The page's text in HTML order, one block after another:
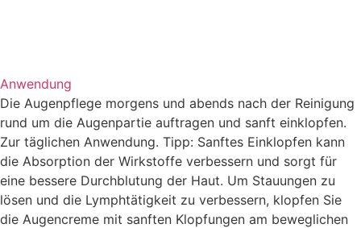
Anwendung
Die Augenpflege morgens und abends nach der Reinigung
rund um die Augenpartie auftragen und sanft einklopfen.
Zur täglichen Anwendung. Tipp: Sanftes Einklopfen kann
die Absorption der Wirkstoffe verbessern und sorgt für
eine bessere Durchblutung der Haut. Um Stauungen zu
lösen und die Lymphtätigkeit zu verbessern, klopfen Sie
die Augencreme mit sanften Klopfungen am beweglichen